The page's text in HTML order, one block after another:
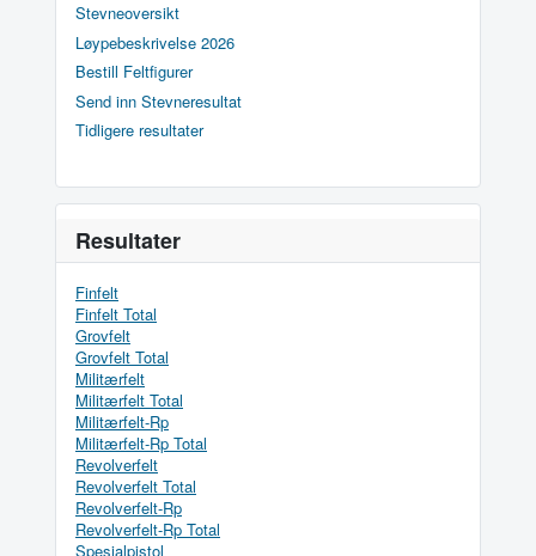
Stevneoversikt
Løypebeskrivelse 2026
Bestill Feltfigurer
Send inn Stevneresultat
Tidligere resultater
Resultater
Finfelt
Finfelt Total
Grovfelt
Grovfelt Total
Militærfelt
Militærfelt Total
Militærfelt-Rp
Militærfelt-Rp Total
Revolverfelt
Revolverfelt Total
Revolverfelt-Rp
Revolverfelt-Rp Total
Spesialpistol